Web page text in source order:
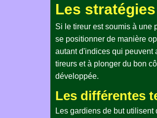
Les
Si le tireur est soumis à une
se positionner de manière
autant d'indices qui peuvent
tireurs et à plonger du bon
développée.
Les différentes
Les gardiens de but